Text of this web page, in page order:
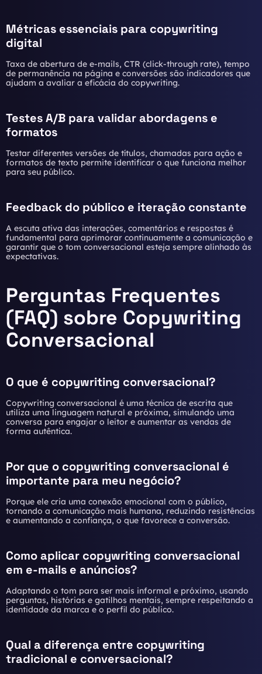
Métricas essenciais para copywriting
digital
Taxa de abertura de e-mails, CTR (click-through rate), tempo
de permanência na página e conversões são indicadores que
ajudam a avaliar a eficácia do copywriting.
Testes A/B para validar abordagens e
formatos
Testar diferentes versões de títulos, chamadas para ação e
formatos de texto permite identificar o que funciona melhor
para seu público.
Feedback do público e iteração constante
A escuta ativa das interações, comentários e respostas é
fundamental para aprimorar continuamente a comunicação e
garantir que o tom conversacional esteja sempre alinhado às
expectativas.
Perguntas Frequentes
(FAQ) sobre Copywriting
Conversacional
O que é copywriting conversacional?
Copywriting conversacional é uma técnica de escrita que
utiliza uma linguagem natural e próxima, simulando uma
conversa para engajar o leitor e aumentar as vendas de
forma autêntica.
Por que o copywriting conversacional é
importante para meu negócio?
Porque ele cria uma conexão emocional com o público,
tornando a comunicação mais humana, reduzindo resistências
e aumentando a confiança, o que favorece a conversão.
Como aplicar copywriting conversacional
em e-mails e anúncios?
Adaptando o tom para ser mais informal e próximo, usando
perguntas, histórias e gatilhos mentais, sempre respeitando a
identidade da marca e o perfil do público.
Qual a diferença entre copywriting
tradicional e conversacional?